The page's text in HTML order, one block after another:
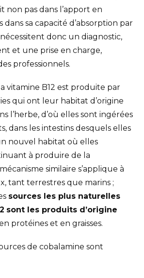
non pas dans l’apport en
dans sa capacité d’absorption par
nécessitent donc un diagnostic,
et une prise en charge,
professionnels.
vitamine B12 est produite par
qui ont leur habitat d’origine
l’herbe, d’où elles sont ingérées
dans les intestins desquels elles
nouvel habitat où elles
à produire de la
similaire s’applique à
tant terrestres que marins ;
sources les plus naturelles
sont les produits d’origine
protéines et en graisses.
de cobalamine sont